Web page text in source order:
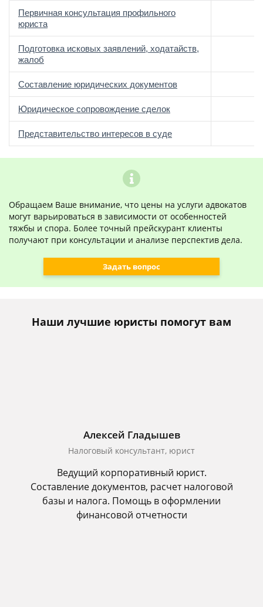
Первичная консультация профильного
юриста
Подготовка исковых заявлений, ходатайств,
жалоб
Составление юридических документов
Юридическое сопровождение сделок
Представительство интересов в суде
Обращаем Ваше внимание, что цены на услуги адвокатов
могут варьироваться в зависимости от особенностей
тяжбы и спора. Более точный прейскурант клиенты
получают при консультации и анализе перспектив дела.
Задать вопрос
Наши лучшие юристы помогут вам
Алексей Гладышев
Налоговый консультант, юрист
Ведущий корпоративный юрист.
Составление документов, расчет налоговой
базы и налога. Помощь в оформлении
финансовой отчетности